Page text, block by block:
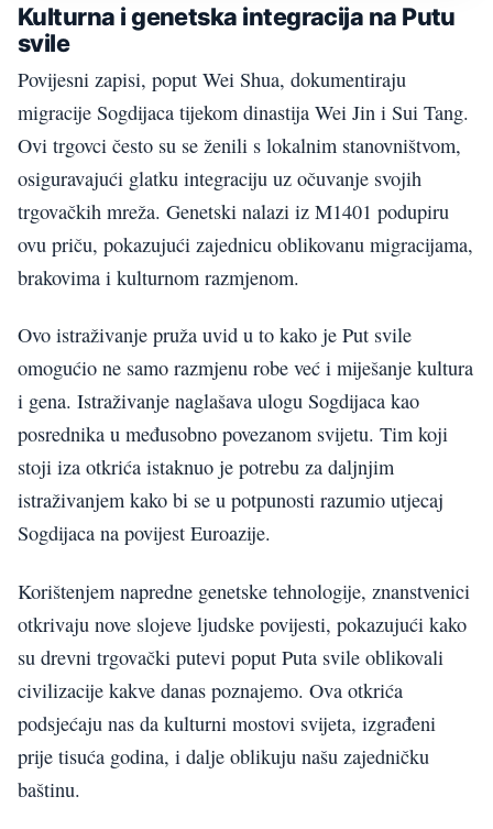
Kulturna i genetska integracija na Putu
svile
Povijesni zapisi, poput Wei Shua, dokumentiraju
migracije Sogdijaca tijekom dinastija Wei Jin i Sui Tang.
Ovi trgovci često su se ženili s lokalnim stanovništvom,
osiguravajući glatku integraciju uz očuvanje svojih
trgovačkih mreža. Genetski nalazi iz M1401 podupiru
ovu priču, pokazujući zajednicu oblikovanu migracijama,
brakovima i kulturnom razmjenom.
Ovo istraživanje pruža uvid u to kako je Put svile
omogućio ne samo razmjenu robe već i miješanje kultura
i gena. Istraživanje naglašava ulogu Sogdijaca kao
posrednika u međusobno povezanom svijetu. Tim koji
stoji iza otkrića istaknuo je potrebu za daljnjim
istraživanjem kako bi se u potpunosti razumio utjecaj
Sogdijaca na povijest Euroazije.
Korištenjem napredne genetske tehnologije, znanstvenici
otkrivaju nove slojeve ljudske povijesti, pokazujući kako
su drevni trgovački putevi poput Puta svile oblikovali
civilizacije kakve danas poznajemo. Ova otkrića
podsjećaju nas da kulturni mostovi svijeta, izgrađeni
prije tisuća godina, i dalje oblikuju našu zajedničku
baštinu.